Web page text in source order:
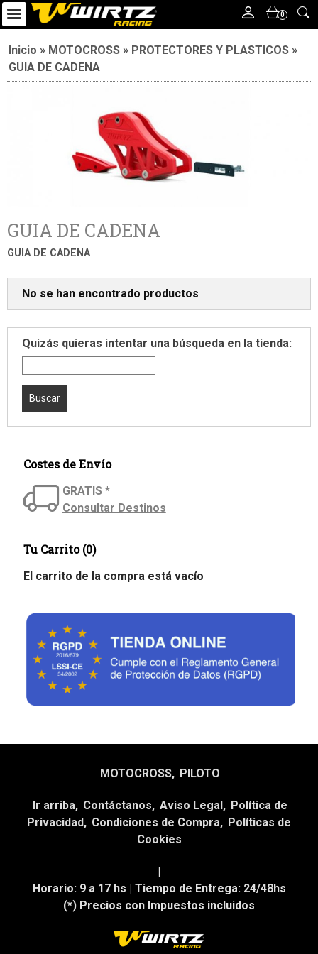
0
Costes de Envío
GRATIS *
Consultar Destinos
Tu Carrito (0)
El carrito de la compra está vacío
Inicio » MOTOCROSS » PROTECTORES Y PLASTICOS »
GUIA DE CADENA
GUIA DE CADENA
GUIA DE CADENA
No se han encontrado productos
Quizás quieras intentar una búsqueda en la tienda:
MOTOCROSS PILOTO
Ir arriba Contáctanos Aviso Legal
Política de
Privacidad
Condiciones de Compra
Políticas de
Cookies
|
Horario: 9 a 17 hs | Tiempo de Entrega: 24/48hs
(*) Precios con Impuestos incluidos